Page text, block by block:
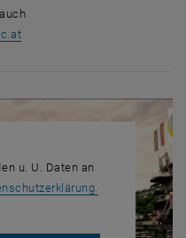
u. U. Daten an
, öffnet in